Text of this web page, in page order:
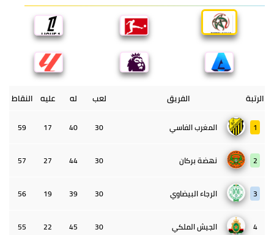
الرتبة الفريق لعب له عليه النقاط
1 المغرب الفاسي 30
40
17
59
2 نهضة بركان 30
44
27
57
3 الرجاء البيضاوي 30
39
19
56
4 الجيش الملكي 30
45
22
55